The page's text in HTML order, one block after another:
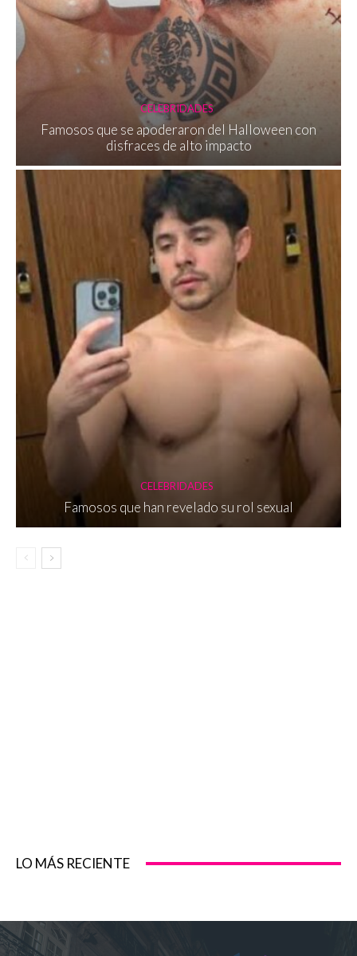
CELEBRIDADES
Famosos que se apoderaron del Halloween con
disfraces de alto impacto
CELEBRIDADES
Famosos que han revelado su rol sexual
LO MÁS RECIENTE